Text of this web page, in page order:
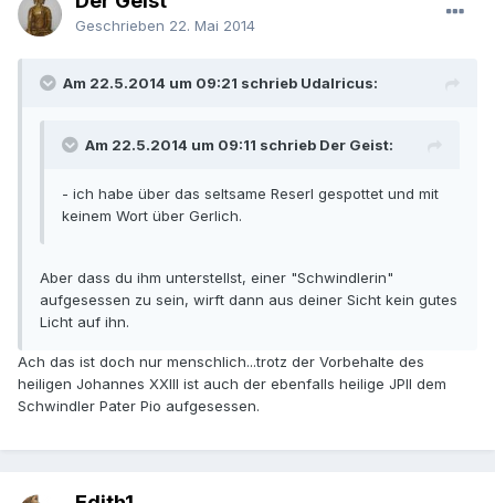
Geschrieben 22. Mai 2014
Am 22.5.2014 um 09:21 schrieb Udalricus:
Am 22.5.2014 um 09:11 schrieb Der Geist:
- ich habe über das seltsame Reserl gespottet und mit
keinem Wort über Gerlich.
Aber dass du ihm unterstellst, einer "Schwindlerin"
aufgesessen zu sein, wirft dann aus deiner Sicht kein gutes
Licht auf ihn.
Ach das ist doch nur menschlich...trotz der Vorbehalte des
heiligen Johannes XXIII ist auch der ebenfalls heilige JPII dem
Schwindler Pater Pio aufgesessen.